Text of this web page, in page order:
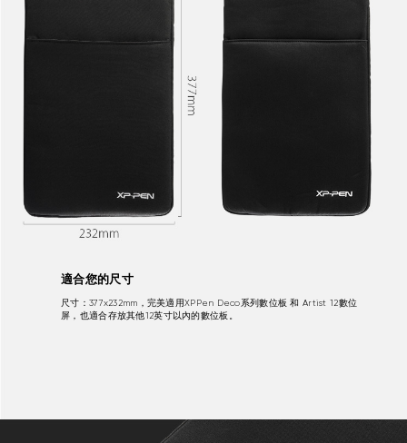
適合您的尺寸
尺寸：377x232mm，完美適用XPPen Deco系列數位板 和 Artist 12數位
屏，也適合存放其他12英寸以內的數位板。